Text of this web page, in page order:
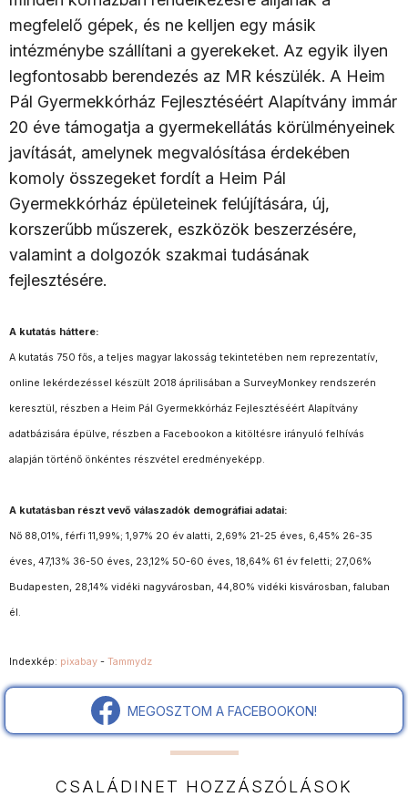
megfelelő gépek, és ne kelljen egy másik
intézménybe szállítani a gyerekeket. Az egyik ilyen
legfontosabb berendezés az MR készülék. A Heim
Pál Gyermekkórház Fejlesztéséért Alapítvány immár
20 éve támogatja a gyermekellátás körülményeinek
javítását, amelynek megvalósítása érdekében
komoly összegeket fordít a Heim Pál
Gyermekkórház épületeinek felújítására, új,
korszerűbb műszerek, eszközök beszerzésére,
valamint a dolgozók szakmai tudásának
fejlesztésére.
A kutatás háttere:
A kutatás 750 fős, a teljes magyar lakosság tekintetében nem reprezentatív,
online lekérdezéssel készült 2018 áprilisában a SurveyMonkey rendszerén
keresztül, részben a Heim Pál Gyermekkórház Fejlesztéséért Alapítvány
adatbázisára épülve, részben a Facebookon a kitöltésre irányuló felhívás
alapján történő önkéntes részvétel eredményeképp.
A kutatásban részt vevő válaszadók demográfiai adatai:
Nő 88,01%, férfi 11,99%; 1,97% 20 év alatti, 2,69% 21-25 éves, 6,45% 26-35
éves, 47,13% 36-50 éves, 23,12% 50-60 éves, 18,64% 61 év feletti; 27,06%
Budapesten, 28,14% vidéki nagyvárosban, 44,80% vidéki kisvárosban, faluban
él.
Indexkép: pixabay - Tammydz
MEGOSZTOM A FACEBOOKON!
CSALÁDINET HOZZÁSZÓLÁSOK